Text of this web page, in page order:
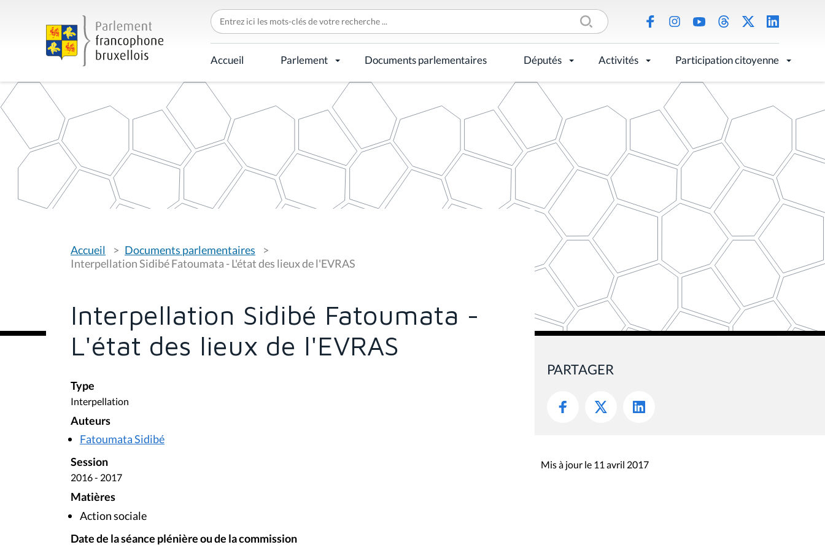
C
h
e
r
c
h
r
p
Accueil Parlement Documents parlementaires Députés Activités Participation citoyenne
o
u
s
s
Accueil
Documents parlementaires
Interpellation Sidibé Fatoumata - L'état des lieux de l'EVRAS
Interpellation Sidibé Fatoumata -
L'état des lieux de l'EVRAS
Type
Interpellation
Auteurs
Fatoumata Sidibé
Session
2016 - 2017
Matières
Action sociale
Date de la séance plénière ou de la commission
PARTAGER
Mis à jour le 11 avril 2017